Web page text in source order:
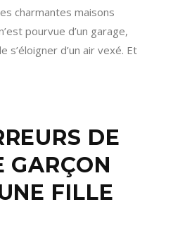
charmantes maisons
pourvue d’un garage,
s’éloigner d’un air vexé. Et
DE
GARÇON
FILLE